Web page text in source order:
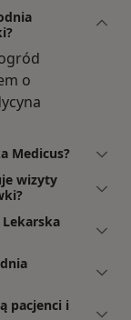
o
Medicus?
wizyty
pacjenci i